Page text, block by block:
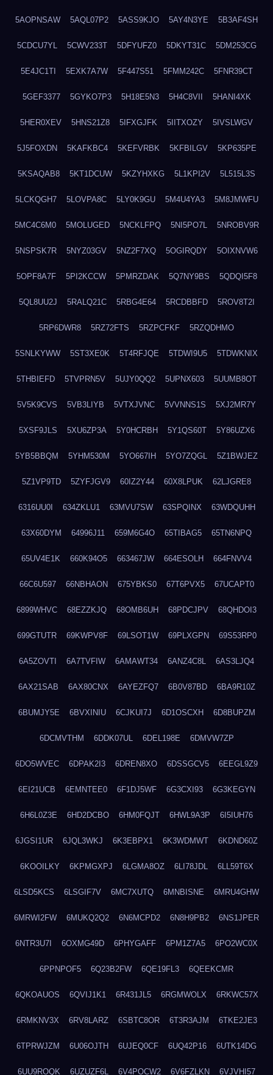
5AOPNSAW 5AQL07P2 5ASS9KJO 5AY4N3YE 5B3AF4SH
5CDCU7YL 5CWV233T 5DFYUFZ0 5DKYT31C 5DM253CG
5E4JC1TI 5EXK7A7W 5F447S51 5FMM242C 5FNR39CT
5GEF3377 5GYKO7P3 5H18E5N3 5H4C8VII 5HANI4XK
5HER0XEV 5HNS21Z8 5IFXGJFK 5IITXOZY 5IVSLWGV
5J5FOXDN 5KAFKBC4 5KEFVRBK 5KFBILGV 5KP635PE
5KSAQAB8 5KT1DCUW 5KZYHXKG 5L1KPI2V 5L515L3S
5LCKQGH7 5LOVPA8C 5LY0K9GU 5M4U4YA3 5M8JMWFU
5MC4C6M0 5MOLUGED 5NCKLFPQ 5NI5PO7L 5NROBV9R
5NSPSK7R 5NYZ03GV 5NZ2F7XQ 5OGIRQDY 5OIXNVW6
5OPF8A7F 5PI2KCCW 5PMRZDAK 5Q7NY9BS 5QDQI5F8
5QL8UU2J 5RALQ21C 5RBG4E64 5RCDBBFD 5ROV8T2I
5RP6DWR8 5RZ72FTS 5RZPCFKF 5RZQDHMO
5SNLKYWW 5ST3XE0K 5T4RFJQE 5TDWI9U5 5TDWKNIX
5THBIEFD 5TVPRN5V 5UJY0QQ2 5UPNX603 5UUMB8OT
5V5K9CVS 5VB3LIYB 5VTXJVNC 5VVNNS1S 5XJ2MR7Y
5XSF9JLS 5XU6ZP3A 5Y0HCRBH 5Y1QS60T 5Y86UZX6
5YB5BBQM 5YHM530M 5YO667IH 5YO7ZQGL 5Z1BWJEZ
5Z1VP9TD 5ZYFJGV9 60IZ2Y44 60X8LPUK 62LJGRE8
6316UU0I 634ZKLU1 63MVU7SW 63SPQINX 63WDQUHH
63X60DYM 64996J11 659M6G4O 65TIBAG5 65TN6NPQ
65UV4E1K 660K94O5 663467JW 664ESOLH 664FNVV4
66C6U597 66NBHAON 675YBKS0 67T6PVX5 67UCAPT0
6899WHVC 68EZZKJQ 68OMB6UH 68PDCJPV 68QHDOI3
699GTUTR 69KWPV8F 69LSOT1W 69PLXGPN 69S53RP0
6A5ZOVTI 6A7TVFIW 6AMAWT34 6ANZ4C8L 6AS3LJQ4
6AX21SAB 6AX80CNX 6AYEZFQ7 6B0V87BD 6BA9R10Z
6BUMJY5E 6BVXINIU 6CJKUI7J 6D1OSCXH 6D8BUPZM
6DCMVTHM 6DDK07UL 6DEL198E 6DMVW7ZP
6DO5WVEC 6DPAK2I3 6DREN8XO 6DSSGCV5 6EEGL9Z9
6EI21UCB 6EMNTEE0 6F1DJ5WF 6G3CXI93 6G3KEGYN
6H6L0Z3E 6HD2DCBO 6HM0FQJT 6HWL9A3P 6I5IUH76
6JGSI1UR 6JQL3WKJ 6K3EBPX1 6K3WDMWT 6KDND60Z
6KOOILKY 6KPMGXPJ 6LGMA8OZ 6LI78JDL 6LL59T6X
6LSD5KCS 6LSGIF7V 6MC7XUTQ 6MNBISNE 6MRU4GHW
6MRWI2FW 6MUKQ2Q2 6N6MCPD2 6N8H9PB2 6NS1JPER
6NTR3U7I 6OXMG49D 6PHYGAFF 6PM1Z7A5 6PO2WC0X
6PPNPOF5 6Q23B2FW 6QE19FL3 6QEEKCMR
6QKOAUOS 6QVIJ1K1 6R431JL5 6RGMWOLX 6RKWC57X
6RMKNV3X 6RV8LARZ 6SBTC8OR 6T3R3AJM 6TKE2JE3
6TPRWJZM 6U06OJTH 6UJEQ0CF 6UQ42P16 6UTK14DG
6UU9ROQK 6UZUZF6L 6V4POCW2 6V6FZLKN 6VJVHI57